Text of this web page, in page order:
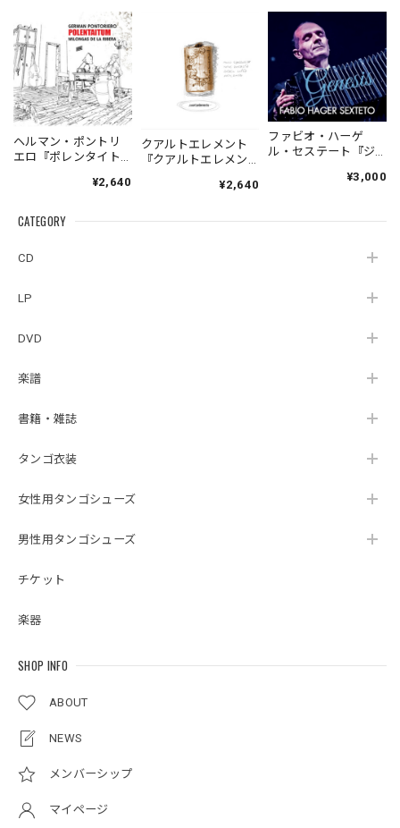
CATEGORY
CD
LP
DVD
楽譜
書籍・雑誌
タンゴ衣装
女性用タンゴシューズ
男性用タンゴシューズ
チケット
楽器
SHOP INFO
ABOUT
NEWS
メンバーシップ
マイページ
ヘルマン・ポントリ
エロ『ポレンタイト
Pontoriero『POLENT
la Ribera』
¥2,640
クアルトエレメント
『クアルトエレメン
Cuartoelemento『Cu
（007RECORDS-27）
¥2,640
ファビオ・ハーゲ
ル・セステート『ジ
¥3,000